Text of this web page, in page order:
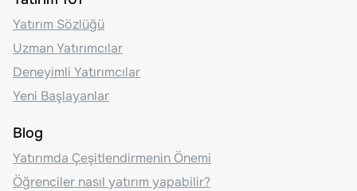
Yatırım Sözlüğü
Uzman Yatırımcılar
Deneyimli Yatırımcılar
Yeni Başlayanlar
Blog
Yatırımda Çeşitlendirmenin Önemi
Öğrenciler nasıl yatırım yapabilir?